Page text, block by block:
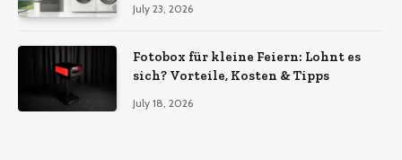
July 23, 2026
Fotobox für kleine Feiern: Lohnt es
sich? Vorteile, Kosten & Tipps
July 18, 2026